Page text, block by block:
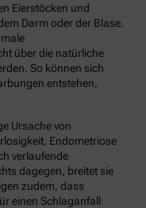
Eierstöcken und
Darm oder der Blase.
über die natürliche
So können sich
entstehen,
Ursache von
Endometriose
verlaufende
dagegen, breitet sie
zudem, dass
einen Schlaganfall